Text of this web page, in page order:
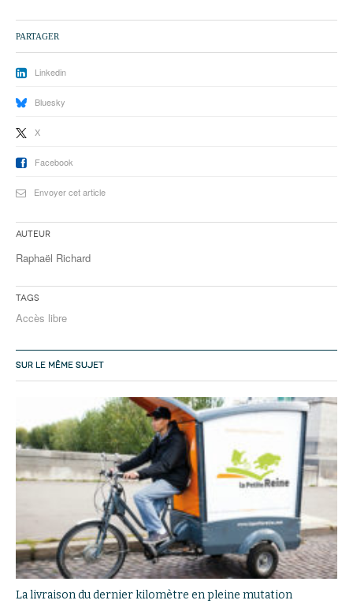
PARTAGER
Linkedin
Bluesky
X
Facebook
Envoyer cet article
Auteur
Raphaël Richard
Tags
Accès libre
SUR LE MÊME SUJET
La livraison du dernier kilomètre en pleine mutation